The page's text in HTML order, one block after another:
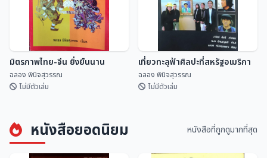
มิตรภาพไทย-จีน ยิ่งยืนนาน
มิตรภาพไทย-จีน ยิ่งยืนนาน
ฉลอง พินิจสุวรรณ
ไม่มีตัวเล่ม
เที่ยวทะลุฟ้าศิลปะที่สหรัฐอเมริกา
ฉลอง พินิจสุวรรณ
ไม่มีตัวเล่ม
หนังสือยอดนิยม หนังสือที่ถูกดูมากที่สุด